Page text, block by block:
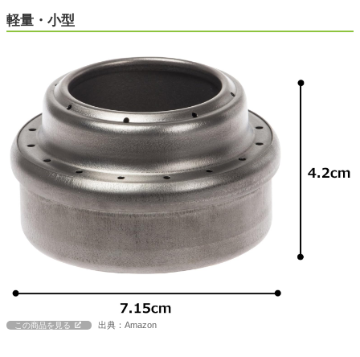
軽量・小型
この商品を見る 出典：Amazon